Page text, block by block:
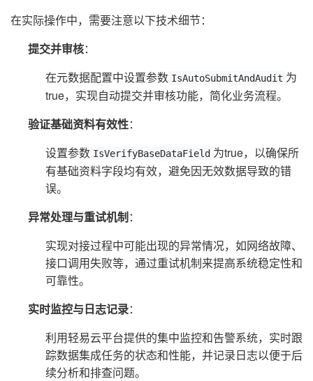
在实际操作中，需要注意以下技术细节：
提交并审核：
在元数据配置中设置参数 IsAutoSubmitAndAudit 为
true，实现自动提交并审核功能，简化业务流程。
验证基础资料有效性：
设置参数 IsVerifyBaseDataField 为true，以确保所
有基础资料字段均有效，避免因无效数据导致的错
误。
异常处理与重试机制：
实现对接过程中可能出现的异常情况，如网络故障、
接口调用失败等，通过重试机制来提高系统稳定性和
可靠性。
实时监控与日志记录：
利用轻易云平台提供的集中监控和告警系统，实时跟
踪数据集成任务的状态和性能，并记录日志以便于后
续分析和排查问题。